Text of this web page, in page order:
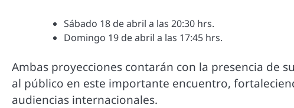
Sábado 18 de abril a las 20:30 hrs.
Domingo 19 de abril a las 17:45 hrs.
Ambas proyecciones contarán con la presencia de
al público en este importante encuentro,
audiencias internacionales.